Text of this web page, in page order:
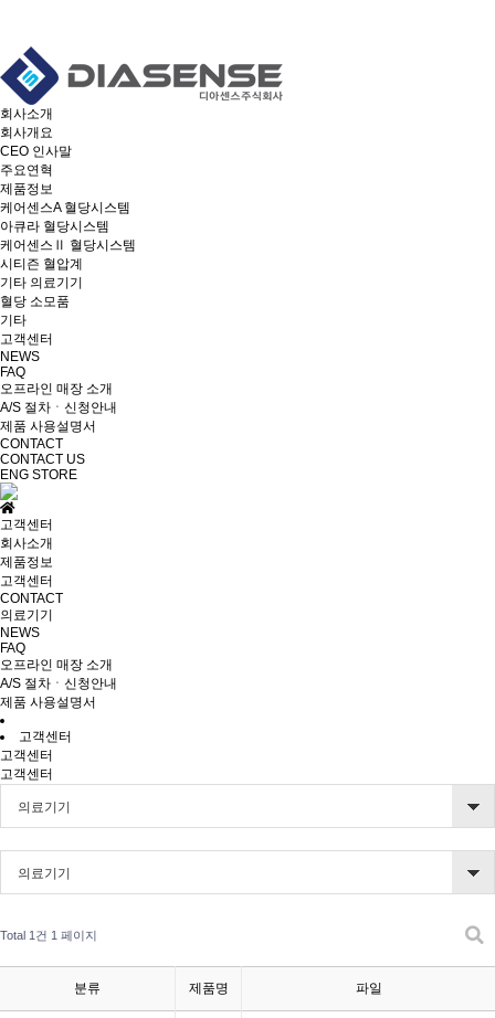
회사소개
회사개요
CEO 인사말
주요연혁
제품정보
케어센스A 혈당시스템
아큐라 혈당시스템
케어센스Ⅱ 혈당시스템
시티즌 혈압계
기타 의료기기
혈당 소모품
기타
고객센터
NEWS
FAQ
오프라인 매장 소개
A/S 절차ㆍ신청안내
제품 사용설명서
CONTACT
CONTACT US
ENG STORE
고객센터
회사소개
제품정보
고객센터
CONTACT
의료기기
NEWS
FAQ
오프라인 매장 소개
A/S 절차ㆍ신청안내
제품 사용설명서
고객센터
고객센터
고객센터
의료기기
의료기기
Total 1건 1 페이지
분류 제품명 파일